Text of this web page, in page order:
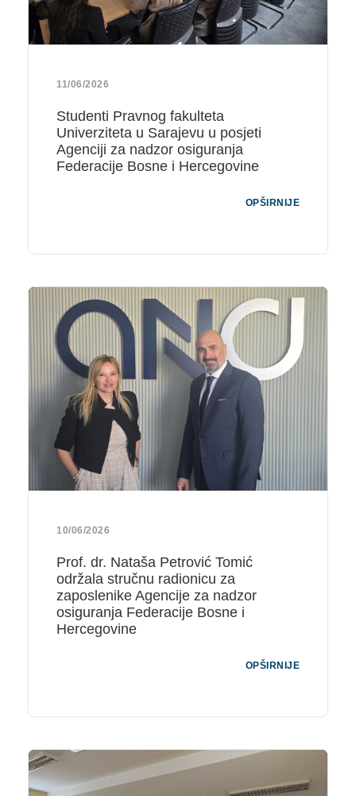
11/06/2026
Studenti Pravnog fakulteta
Univerziteta u Sarajevu u posjeti
Agenciji za nadzor osiguranja
Federacije Bosne i Hercegovine
OPŠIRNIJE
10/06/2026
Prof. dr. Nataša Petrović Tomić
održala stručnu radionicu za
zaposlenike Agencije za nadzor
osiguranja Federacije Bosne i
Hercegovine
OPŠIRNIJE